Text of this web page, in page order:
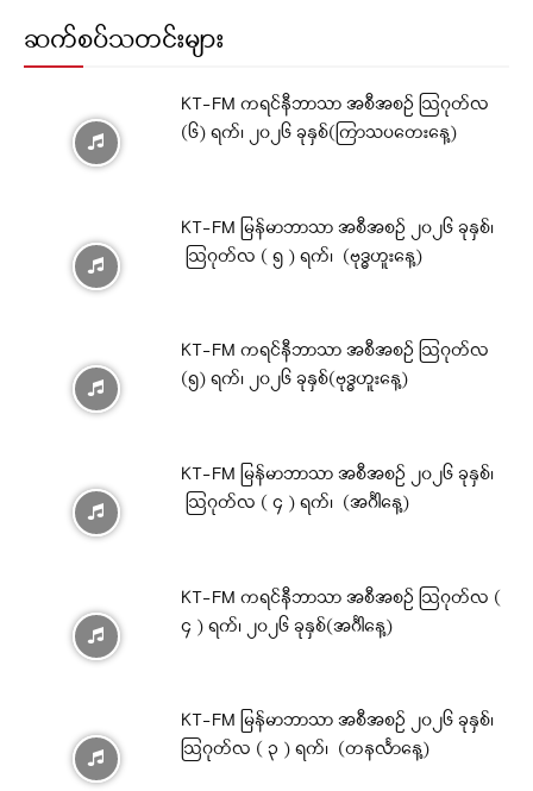
ဆက်စပ်သတင်းများ
KT-FM ကရင်နီဘာသာ အစီအစဉ် ဩဂုတ်လ
(၆) ရက်၊ ၂၀၂၆ ခုနှစ်(ကြာသပတေးနေ့)
KT-FM မြန်မာဘာသာ အစီအစဉ် ၂၀၂၆ ခုနှစ်၊
ဩဂုတ်လ ( ၅ ) ရက်၊ (ဗုဒ္ဓဟူးနေ့)
KT-FM ကရင်နီဘာသာ အစီအစဉ် ဩဂုတ်လ
(၅) ရက်၊ ၂၀၂၆ ခုနှစ်(ဗုဒ္ဓဟူးနေ့)
KT-FM မြန်မာဘာသာ အစီအစဉ် ၂၀၂၆ ခုနှစ်၊
ဩဂုတ်လ ( ၄ ) ရက်၊ (အင်္ဂါနေ့)
KT-FM ကရင်နီဘာသာ အစီအစဉ် ဩဂုတ်လ (
၄ ) ရက်၊ ၂၀၂၆ ခုနှစ်(အင်္ဂါနေ့)
KT-FM မြန်မာဘာသာ အစီအစဉ် ၂၀၂၆ ခုနှစ်၊
ဩဂုတ်လ ( ၃ ) ရက်၊ (တနင်္လာနေ့)